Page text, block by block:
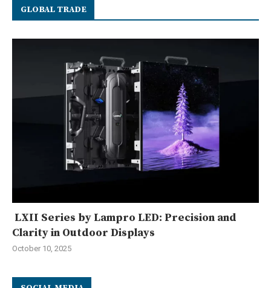
GLOBAL TRADE
LXII Series by Lampro LED: Precision and
Clarity in Outdoor Displays
October 10, 2025